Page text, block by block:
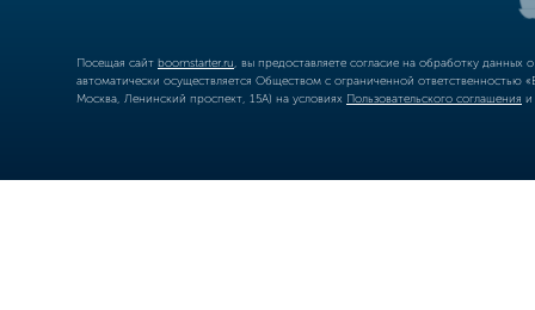
Посещая сайт boomstarter.ru , вы предоставляете согласие на обработку
автоматически осуществляется Обществом с ограниченной
Москва, Ленинский проспект, 15А) на условиях Пользовательского соглашения и